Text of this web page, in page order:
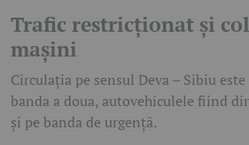
Trafic restricționat și
mașini
Circulația pe sensul Deva – Sibiu
banda a doua, autovehiculele fiind
și pe banda de urgență.